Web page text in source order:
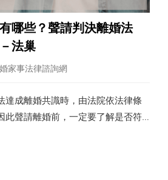
哪些？聲請判決離婚法
法巢
家事法律諮詢網
達成離婚共識時，由法院依法律條
此聲請離婚前，一定要了解是否符
確向法院主張權利。